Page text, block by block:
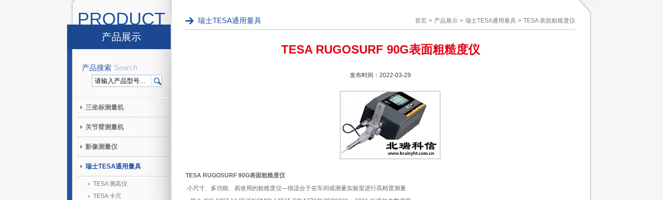
PRODUCT
产品展示
产品搜索 Search
三坐标测量机
关节臂测量机
影像测量仪
瑞士TESA通用量具
TESA 测高仪
TESA 卡尺
首页 > 产品展示 > 瑞士TESA通用量具 > TESA 表面粗糙度仪
瑞士TESA通用量具
TESA RUGOSURF 90G表面粗糙度仪
发布时间：2022-03-29
TESA RUGOSURF 90G表面粗糙度仪
小尺寸、多功能、易使用的粗糙度仪—很适合于在车间或测量实验室进行高精度测量